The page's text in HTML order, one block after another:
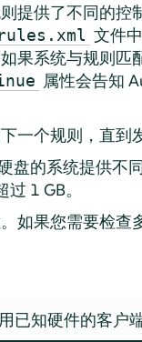
提供了不同的控
rules.xml 文件
果系统与规则匹
属性会告知
一个规则，直到
盘的系统提供不
1 GB。
如果您需要检
已知硬件的客户端